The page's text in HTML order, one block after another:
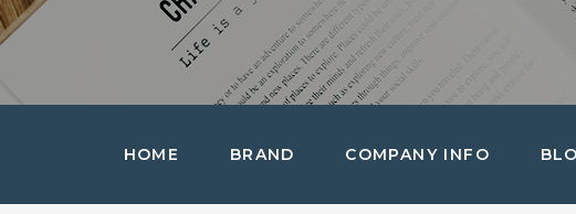
HOME BRAND COMPANY INFO